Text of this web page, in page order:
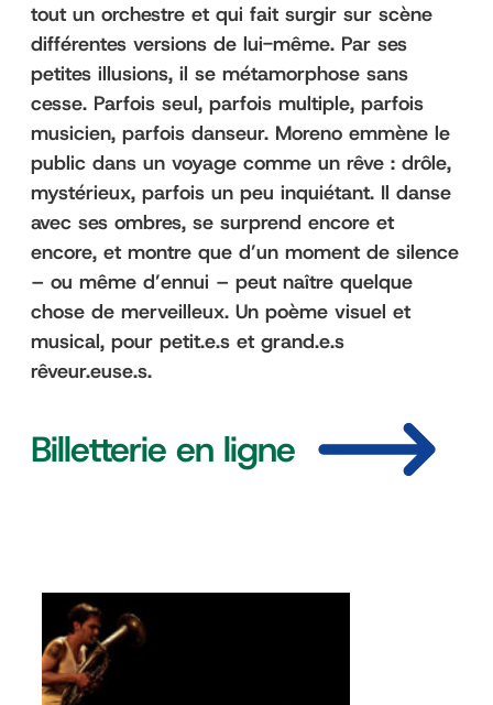
tout un orchestre et qui fait surgir sur scène
différentes versions de lui-même. Par ses
petites illusions, il se métamorphose sans
cesse. Parfois seul, parfois multiple, parfois
musicien, parfois danseur. Moreno emmène le
public dans un voyage comme un rêve : drôle,
mystérieux, parfois un peu inquiétant. Il danse
avec ses ombres, se surprend encore et
encore, et montre que d’un moment de silence
– ou même d’ennui – peut naître quelque
chose de merveilleux. Un poème visuel et
musical, pour petit.e.s et grand.e.s
rêveur.euse.s.
Billetterie en ligne